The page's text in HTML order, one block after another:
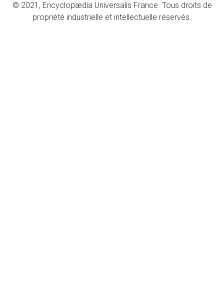
© 2021, Encyclopædia Universalis France. Tous droits de
propriété industrielle et intellectuelle réservés.